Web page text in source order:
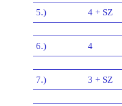
5.) 4 + SZ
6.) 4
7.) 3 + SZ